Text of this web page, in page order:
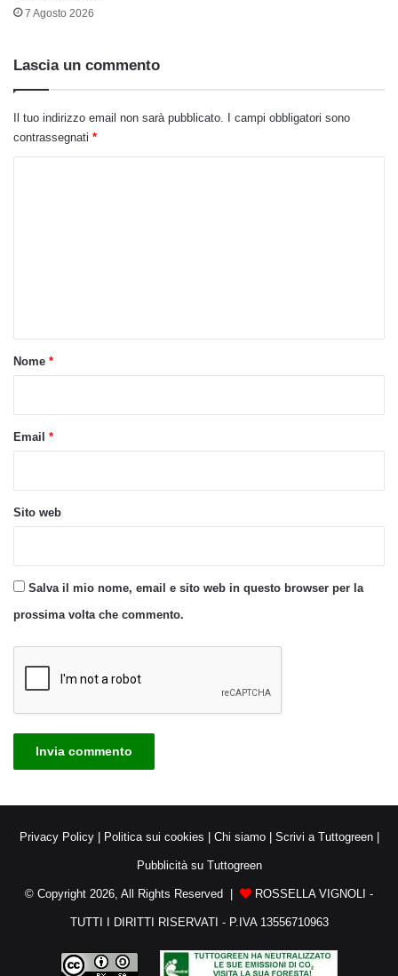
7 Agosto 2026
Lascia un commento
Il tuo indirizzo email non sarà pubblicato. I campi obbligatori sono
contrassegnati *
o
Nome *
Email *
Sito web
Salva il mio nome, email e sito web in questo browser per la
prossima volta che commento.
Privacy Policy| Politica sui cookies | Chi siamo| Scrivi a Tuttogreen|
Pubblicità su Tuttogreen
© Copyright 2026, All Rights Reserved | ROSSELLA VIGNOLI -
TUTTI I DIRITTI RISERVATI - P.IVA 13556710963